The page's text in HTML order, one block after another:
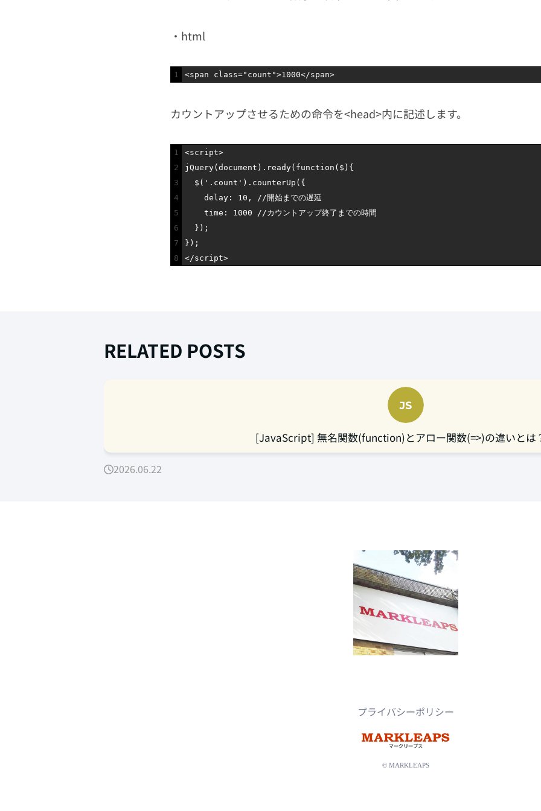
・html
1 <span class="count">1000</span>
カウントアップさせるための命令を<head>内に記述します。
1
2
3
4
5
6
7
8
<script>
jQuery( document ) . ready( function ( $ ) {
$ ( '.count' ) . counterUp ( {
delay : 10 ,
//開始までの遅延
time : 1000
//カウントアップ終了までの時間
} ) ;
} ) ;
</script>
RELATED POSTS
[JavaScript] 無名関数(function)とアロー関数(=>)の違いと
2026.06.22
プライバシーポリシー
© MARKLEAPS